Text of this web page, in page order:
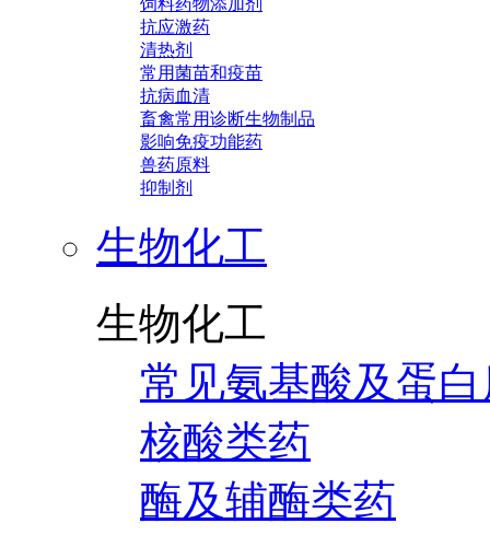
饲料药物添加剂
抗应激药
清热剂
常用菌苗和疫苗
抗病血清
畜禽常用诊断生物制品
影响免疫功能药
兽药原料
抑制剂
生物化工
生物化工
常见氨基酸及蛋
核酸类药
酶及辅酶类药